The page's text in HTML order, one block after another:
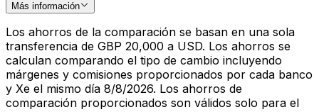
Más información
Los ahorros de la comparación se basan en una sola
transferencia de GBP 20,000 a USD. Los ahorros se
calculan comparando el tipo de cambio incluyendo
márgenes y comisiones proporcionados por cada banco
y Xe el mismo día 8/8/2026. Los ahorros de
comparación proporcionados son válidos solo para el